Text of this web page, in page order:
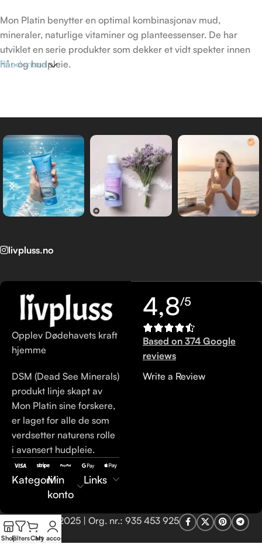
Mon Platin benytter en optimal kombinasjonav mud,
mineraler, naturlige vitaminer og planteessenser. De har
utviklet en serie produkter som dekker et vidt spekter innen
hår-og hudpleie.
rolle i avansert hudpleie.
Read more
livpluss.no
Opplev Dødehavets kraft
hjemme
DSM (Dead See Minerals)
produkt linje skapt av
Mon Platin sine forskere,
er laget for alle de som
verdsetter naturens rolle
i avansert hudpleie.
KategoriMin
konto
Links
4,8/5
Based on 374 Google
reviews
Write a Review
LivPluss.no © 2025 | Org. nr.: 935 453 925
ShopFiltersCart
My account